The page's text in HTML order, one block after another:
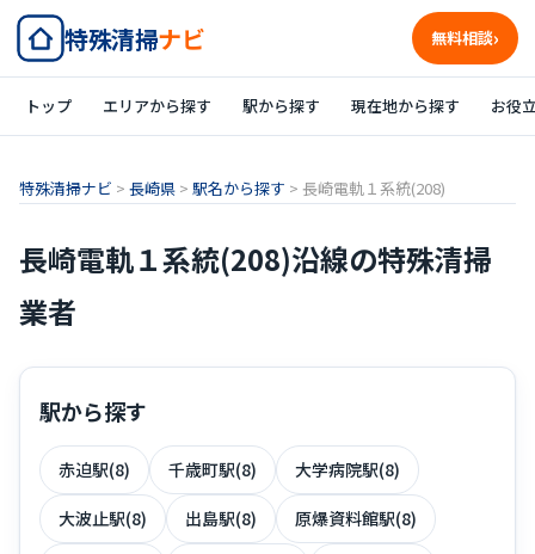
特殊清掃ナビ 無料相談
トップ エリアから探す 駅から探す 現在地から探す お役
特殊清掃ナビ > 長崎県 > 駅名から探す > 長崎電軌１系統(208)
長崎電軌１系統(208)沿線の特殊清掃
業者
駅から探す
赤迫駅(8) 千歳町駅(8) 大学病院駅(8)
大波止駅(8) 出島駅(8) 原爆資料館駅(8)